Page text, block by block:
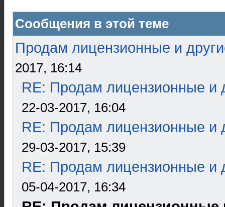
Сообщения в этой теме
Продам лицензионные и
2017, 16:14
RE: Продам лицензионные и
22-03-2017, 16:04
RE: Продам лицензионные и
29-03-2017, 15:39
RE: Продам лицензионные и
05-04-2017, 16:34